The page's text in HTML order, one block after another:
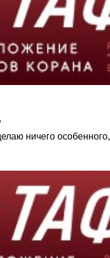
ничего